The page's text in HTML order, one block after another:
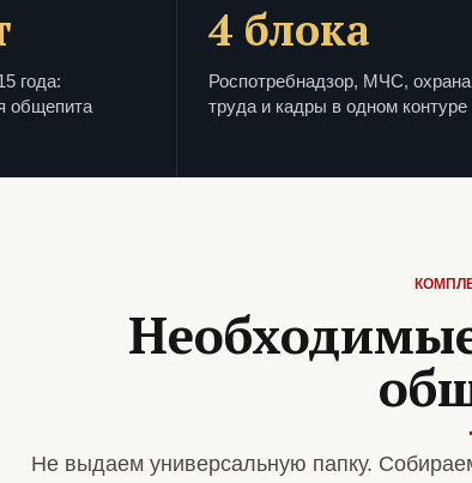
года:
общепита
4 блока
Роспотребнадзор, МЧС, охрана
труда и кадры в одном контуре
Не выдаем универсальную папку.